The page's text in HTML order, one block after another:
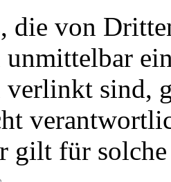
die von
unmittelbar
verlinkt sind,
gilt für